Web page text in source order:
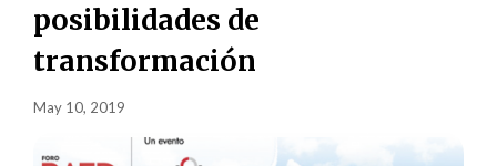
posibilidades de
transformación
May 10, 2019